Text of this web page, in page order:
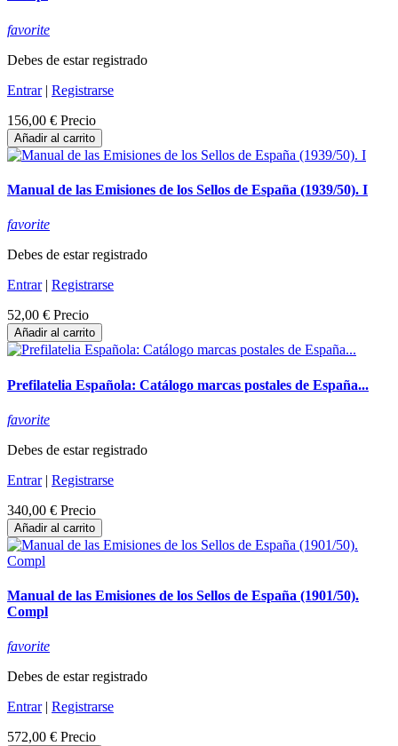
favorite
Debes de estar registrado
Entrar| Registrarse
156,00 € Precio
Añadir al carrito
Manual de las Emisiones de los Sellos de España (1939/50). I
favorite
Debes de estar registrado
Entrar| Registrarse
52,00 € Precio
Añadir al carrito
Prefilatelia Española: Catálogo marcas postales de España...
favorite
Debes de estar registrado
Entrar| Registrarse
340,00 € Precio
Añadir al carrito
Manual de las Emisiones de los Sellos de España (1901/50).
Compl
favorite
Debes de estar registrado
Entrar| Registrarse
572,00 € Precio